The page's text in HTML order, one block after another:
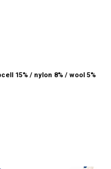
15% / nylon 8% / wool 5%